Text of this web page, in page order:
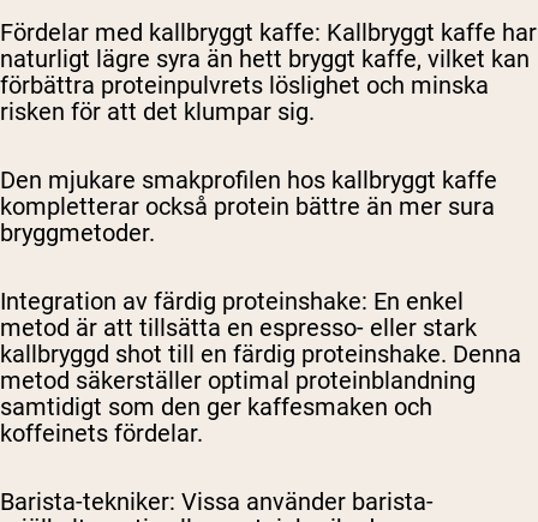
Fördelar med kallbryggt kaffe: Kallbryggt kaffe har
naturligt lägre syra än hett bryggt kaffe, vilket kan
förbättra proteinpulvrets löslighet och minska
risken för att det klumpar sig.
Den mjukare smakprofilen hos kallbryggt kaffe
kompletterar också protein bättre än mer sura
bryggmetoder.
Integration av färdig proteinshake: En enkel
metod är att tillsätta en espresso- eller stark
kallbryggd shot till en färdig proteinshake. Denna
metod säkerställer optimal proteinblandning
samtidigt som den ger kaffesmaken och
koffeinets fördelar.
Barista-tekniker: Vissa använder barista-
Shipping Country: Language:
Handla Nu